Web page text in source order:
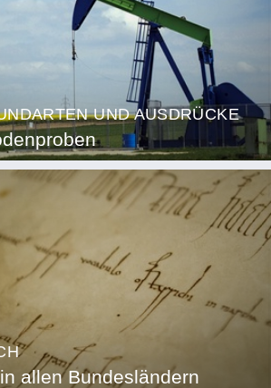
UND AUSDRÜCKE
allen Bundesländern